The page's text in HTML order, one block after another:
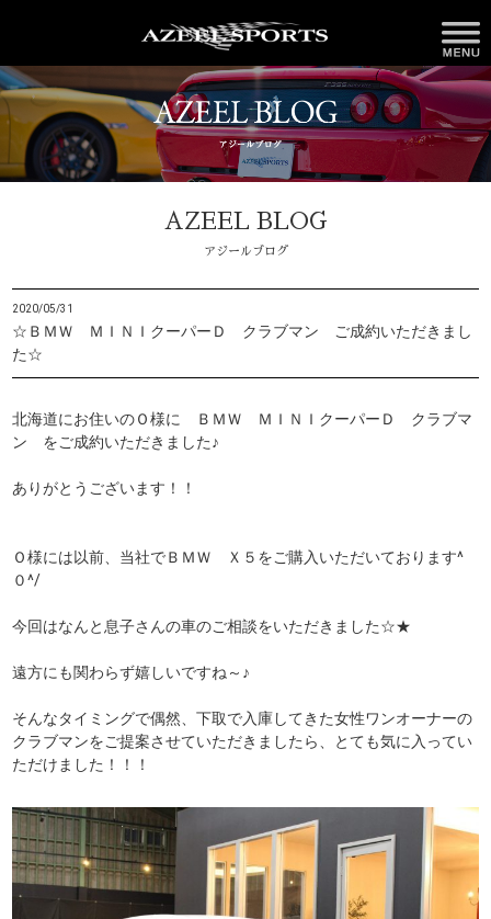
AZEEL BLOG
アジールブログ
2020/05/31
☆ＢＭＷ ＭＩＮＩクーパーＤ クラブマン ご成約いただきまし
た☆
北海道にお住いのＯ様に ＢＭＷ ＭＩＮＩクーパーＤ クラブマ
ン をご成約いただきました♪
ありがとうございます！！
Ｏ様には以前、当社でＢＭＷ Ｘ５をご購入いただいております^
０^/
今回はなんと息子さんの車のご相談をいただきました☆★
遠方にも関わらず嬉しいですね～♪
そんなタイミングで偶然、下取で入庫してきた女性ワンオーナーの
クラブマンをご提案させていただきましたら、とても気に入ってい
ただけました！！！